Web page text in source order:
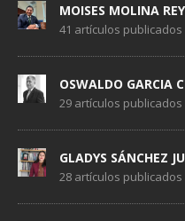
MOISES MOLINA
41 artículos publicados
OSWALDO GARCIA
29 artículos publicados
GLADYS SÁNCHEZ
28 artículos publicados